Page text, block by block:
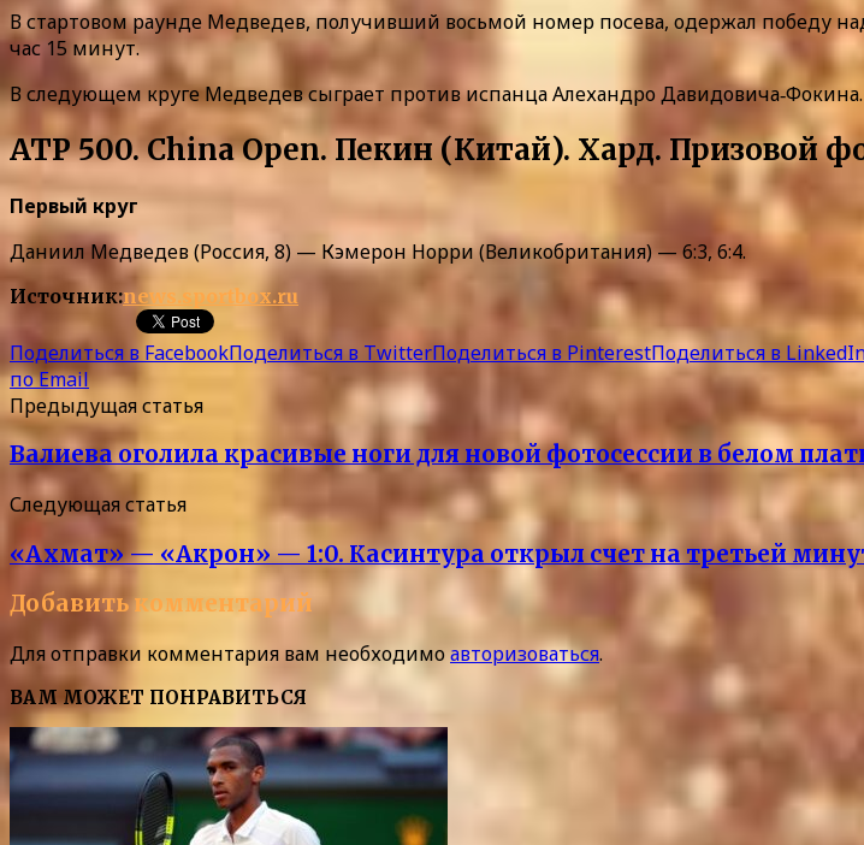
В стартовом раунде Медведев, получивший восьмой номер посева, одержал победу
час 15 минут.
В следующем круге Медведев сыграет против испанца Алехандро Давидовича‑Фокина.
ATP 500. China Open. Пекин (Китай). Хард. Призовой
Первый круг
Даниил Медведев (Россия, 8) — Кэмерон Норри (Великобритания) — 6:3, 6:4.
Источник:news.sportbox.ru
Поделиться в FacebookПоделиться в TwitterПоделиться в PinterestПоделиться в
по Email
Предыдущая статья
Валиева оголила красивые ноги для новой фотосессии в белом
Следующая статья
«Ахмат» — «Акрон» — 1:0. Касинтура открыл счет на третьей
Добавить комментарий
Для отправки комментария вам необходимоавторизоваться.
ВАМ МОЖЕТ ПОНРАВИТЬСЯ